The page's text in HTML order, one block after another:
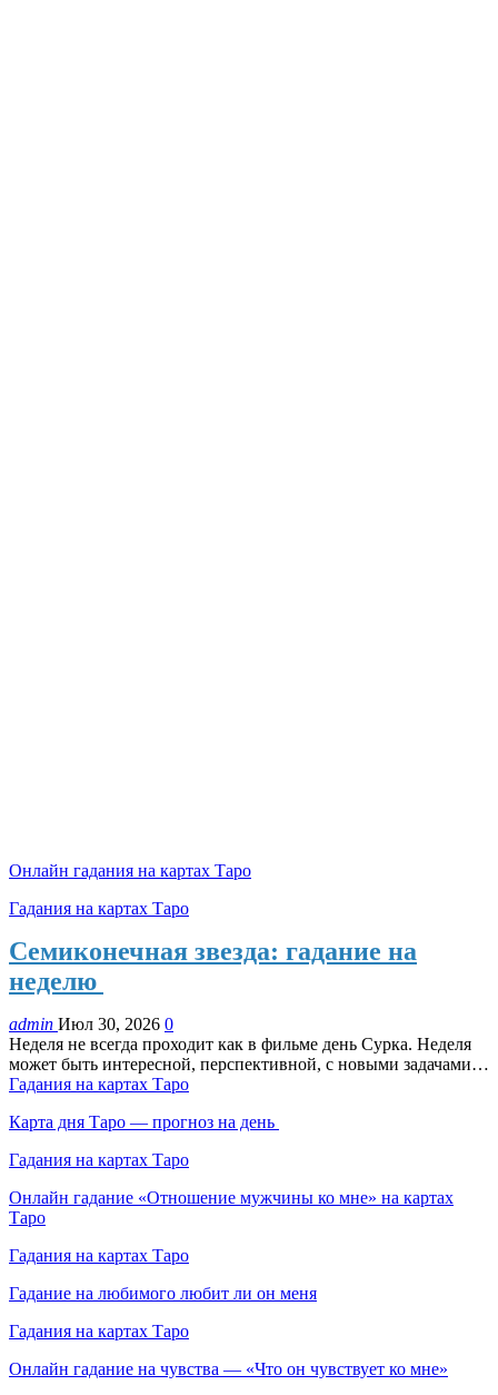
Онлайн гадания на картах Таро
Гадания на картах Таро
Семиконечная звезда: гадание на
неделю
admin Июл 30, 2026 0
Неделя не всегда проходит как в фильме день Сурка. Неделя
может быть интересной, перспективной, с новыми задачами…
Гадания на картах Таро
Карта дня Таро — прогноз на день
Гадания на картах Таро
Онлайн гадание «Отношение мужчины ко мне» на картах
Таро
Гадания на картах Таро
Гадание на любимого любит ли он меня
Гадания на картах Таро
Онлайн гадание на чувства — «Что он чувствует ко мне»